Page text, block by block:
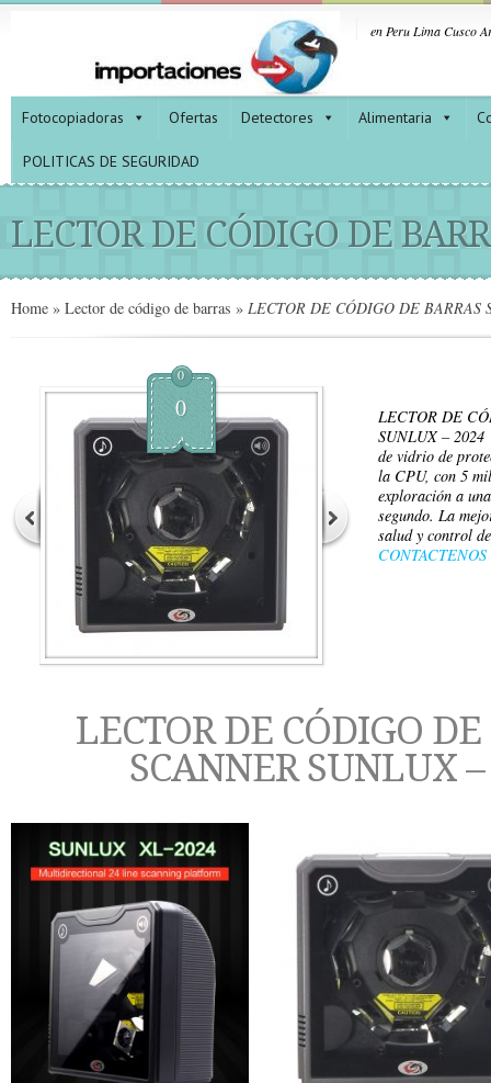
en Peru Lima Cusco
Fotocopiadoras Ofertas Detectores Alimentaria
POLITICAS DE SEGURIDAD
LECTOR DE CÓDIGO DE
Home » Lector de código de barras » LECTOR DE CÓDIGO DE BARRAS
0
0
LECTOR DE
SUNLUX –
de vidrio de
la CPU, con 5
exploración a
segundo. La
salud y control
CONTACTENOS
LECTOR DE CÓDIGO
SCANNER SUNLUX